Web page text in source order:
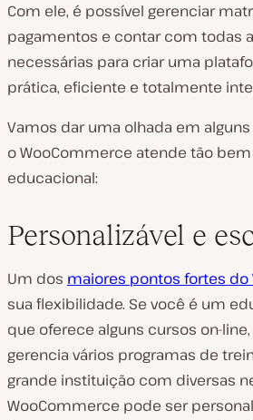
Com ele, é possível gerenciar
pagamentos e contar com todas
necessárias para criar uma
prática, eficiente e totalmente
Vamos dar uma olhada em
o WooCommerce atende tão
educacional:
Personalizável e
Um dos maiores pontos fortes do
sua flexibilidade. Se você é um
que oferece alguns cursos on-
gerencia vários programas de
grande instituição com diversas
WooCommerce pode ser